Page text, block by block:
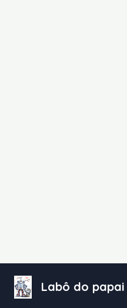
para
Labô do papai